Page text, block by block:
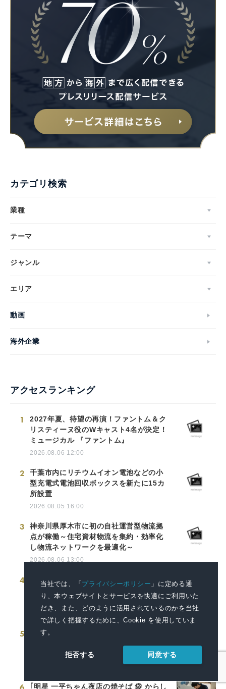
当社では、「プライバシーポリシー 」に定める通
り、本ウェブサイトとサービスを快適にご利用いた
だき、また、どのように活用されているのかを当社
で詳しく把握するために、Cookie を使用していま
す。
拒否する 同意する
カテゴリ検索
業種
テーマ
ジャンル
エリア
動画
海外企業
アクセスランキング
1
2027年夏、待望の再演！ファントム＆ク
リスティーヌ役のWキャスト4名が決定！
ミュージカル 『ファントム』
2026.08.06 12:00
2
千葉市内にリチウムイオン電池などの小
型充電式電池回収ボックスを新たに15カ
所設置
2026.08.05 16:00
3
神奈川県厚木市に初の自社運営型物流拠
点が稼働～住宅資材物流を集約・効率化
し物流ネットワークを最適化～
2026.08.06 13:00
4
「明星 一平ちゃん夜店の焼そば 超特盛
発売
2026.08.07 13:00
5
「明星 チャルメラカップ 赤い味噌ちゃん
こ味ラーメン」2026年8月31日(月)新発
｢明星 一平ちゃん夜店の焼そば 袋 からし